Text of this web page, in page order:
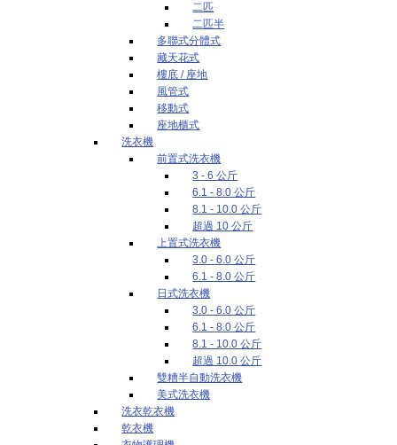
二匹
二匹半
多聯式分體式
藏天花式
樓底 / 座地
風管式
移動式
座地櫃式
洗衣機
前置式洗衣機
3 - 6 公斤
6.1 - 8.0 公斤
8.1 - 10.0 公斤
超過 10 公斤
上置式洗衣機
3.0 - 6.0 公斤
6.1 - 8.0 公斤
日式洗衣機
3.0 - 6.0 公斤
6.1 - 8.0 公斤
8.1 - 10.0 公斤
超過 10.0 公斤
雙糟半自動洗衣機
美式洗衣機
洗衣乾衣機
乾衣機